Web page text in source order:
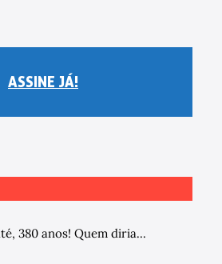
ASSINE JÁ!
380 anos! Quem diria...